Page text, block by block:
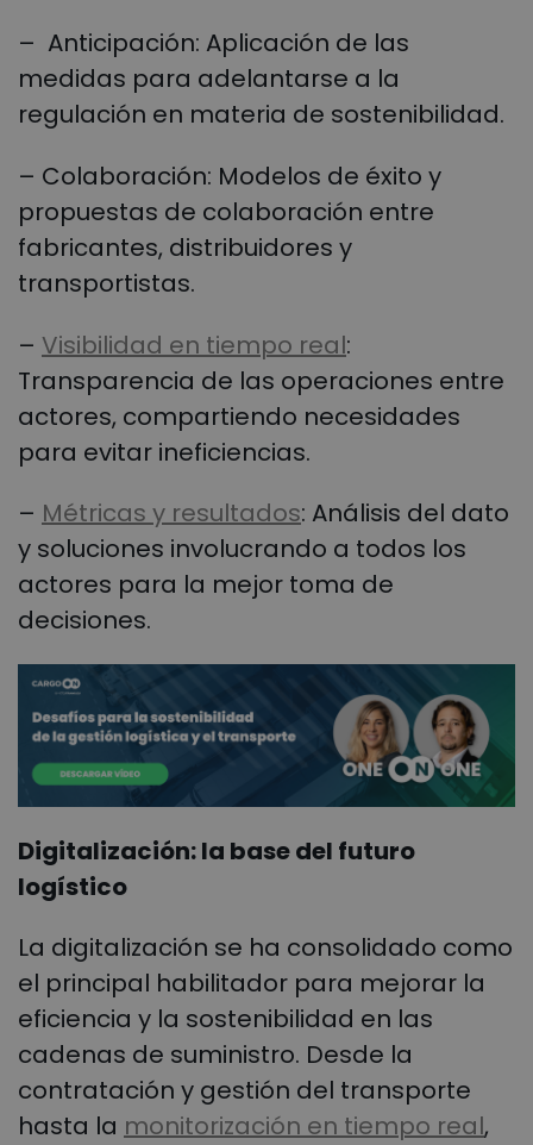
– Anticipación: Aplicación de las
medidas para adelantarse a la
regulación en materia de sostenibilidad.
– Colaboración: Modelos de éxito y
propuestas de colaboración entre
fabricantes, distribuidores y
transportistas.
– Visibilidad en tiempo real:
Transparencia de las operaciones entre
actores, compartiendo necesidades
para evitar ineficiencias.
– Métricas y resultados: Análisis del dato
y soluciones involucrando a todos los
actores para la mejor toma de
decisiones.
Digitalización: la base del futuro
logístico
La digitalización se ha consolidado como
el principal habilitador para mejorar la
eficiencia y la sostenibilidad en las
cadenas de suministro. Desde la
contratación y gestión del transporte
hasta la monitorización en tiempo real,